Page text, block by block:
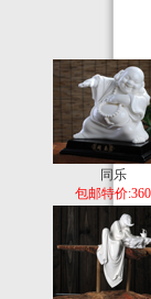
同乐
包邮特价:360